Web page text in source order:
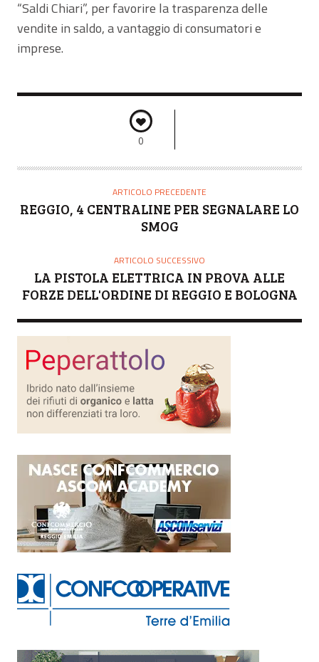
“Saldi Chiari”, per favorire la trasparenza delle
vendite in saldo, a vantaggio di consumatori e
imprese.
0
ARTICOLO PRECEDENTE
REGGIO, 4 CENTRALINE PER SEGNALARE LO
SMOG
ARTICOLO SUCCESSIVO
LA PISTOLA ELETTRICA IN PROVA ALLE
FORZE DELL'ORDINE DI REGGIO E BOLOGNA